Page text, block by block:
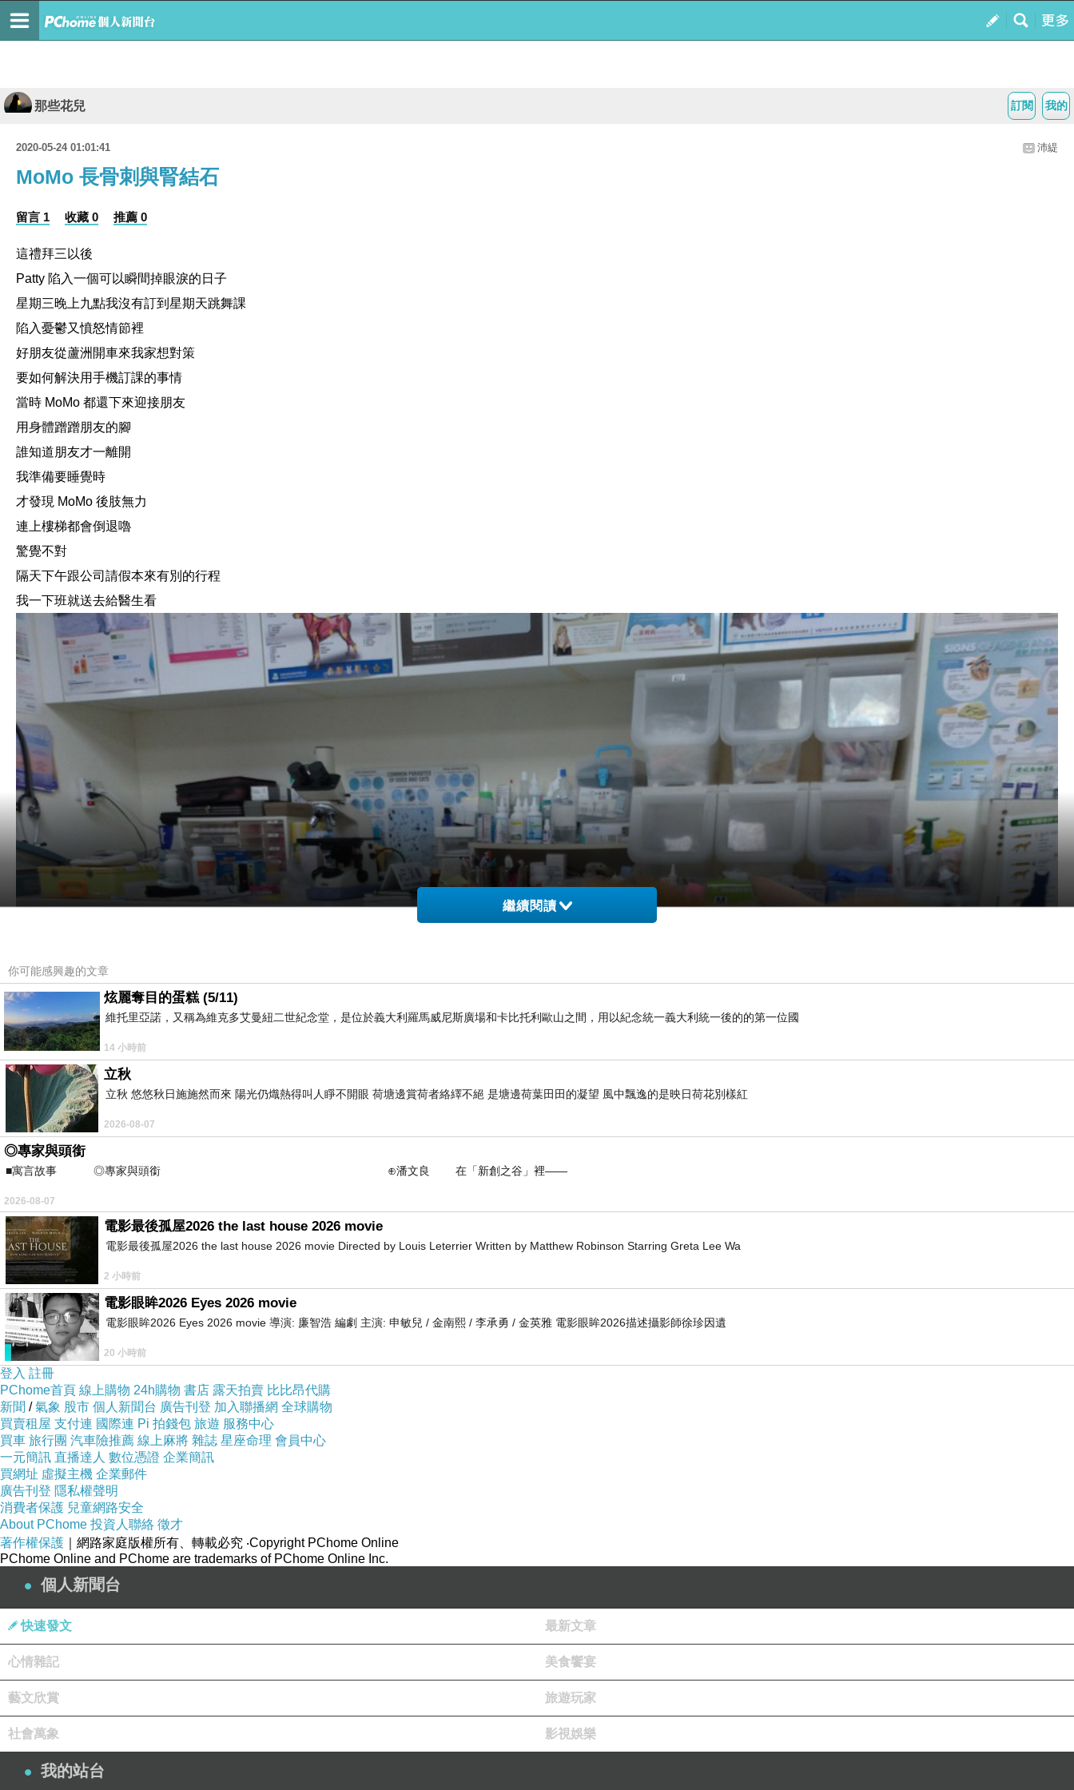
我的
訂閱
那些花兒
2020-05-24 01:01:41 沛緹
MoMo 長骨刺與腎結石
留言 1 收藏 0 推薦 0
這禮拜三以後
Patty 陷入一個可以瞬間掉眼淚的日子
星期三晚上九點我沒有訂到星期天跳舞課
陷入憂鬱又憤怒情節裡
好朋友從蘆洲開車來我家想對策
要如何解決用手機訂課的事情
當時 MoMo 都還下來迎接朋友
用身體蹭蹭朋友的腳
誰知道朋友才一離開
我準備要睡覺時
才發現 MoMo 後肢無力
連上樓梯都會倒退嚕
驚覺不對
隔天下午跟公司請假本來有別的行程
我一下班就送去給醫生看
繼續閱讀
你可能感興趣的文章
炫麗奪目的蛋糕 (5/11)
維托里亞諾，又稱為維克多艾曼紐二世紀念堂，是位於義大利羅馬威尼斯廣場和卡比托利歐山之間，用以紀念統一義大利統一後的的第一位國
14 小時前
立秋
立秋 悠悠秋日施施然而來 陽光仍熾熱得叫人睜不開眼 荷塘邊賞荷者絡繹不絕 是塘邊荷葉田田的凝望 風中飄逸的是映日荷花別樣紅
2026-08-07
◎專家與頭銜
■寓言故事 ◎專家與頭銜 ⊕潘文良 在「新創之谷」裡——
2026-08-07
電影最後孤屋2026 the last house 2026 movie
電影最後孤屋2026 the last house 2026 movie Directed by Louis Leterrier Written by Matthew Robinson Starring Greta Lee Wa
2 小時前
電影眼眸2026 Eyes 2026 movie
電影眼眸2026 Eyes 2026 movie 導演: 廉智浩 編劇 主演: 申敏兒 / 金南熙 / 李承勇 / 金英雅 電影眼眸2026描述攝影師徐珍因遺
20 小時前
登入 註冊
PChome首頁 線上購物 24h購物 書店 露天拍賣 比比昂代購
新聞 /氣象 股市 個人新聞台 廣告刊登 加入聯播網 全球購物
買賣租屋 支付連 國際連 Pi 拍錢包 旅遊 服務中心
買車 旅行團 汽車險推薦 線上麻將 雜誌 星座命理 會員中心
一元簡訊 直播達人 數位憑證 企業簡訊
買網址 虛擬主機 企業郵件
廣告刊登 隱私權聲明
消費者保護 兒童網路安全
About PChome 投資人聯絡 徵才
著作權保護 ｜網路家庭版權所有、轉載必究 ‧Copyright PChome Online
PChome Online and PChome are trademarks of PChome Online Inc.
個人新聞台
快速發文 最新文章
心情雜記 美食饗宴
藝文欣賞 旅遊玩家
社會萬象 影視娛樂
我的站台